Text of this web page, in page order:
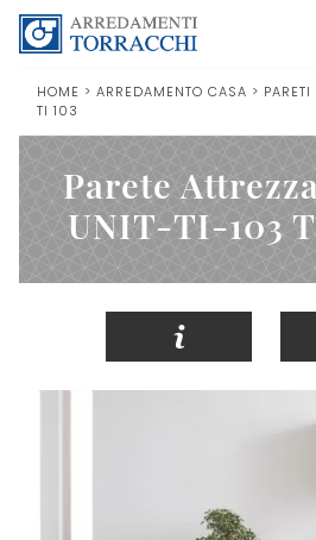
HOME > ARREDAMENTO CASA > PARETI
TI 103
Parete
UNIT-TI-103